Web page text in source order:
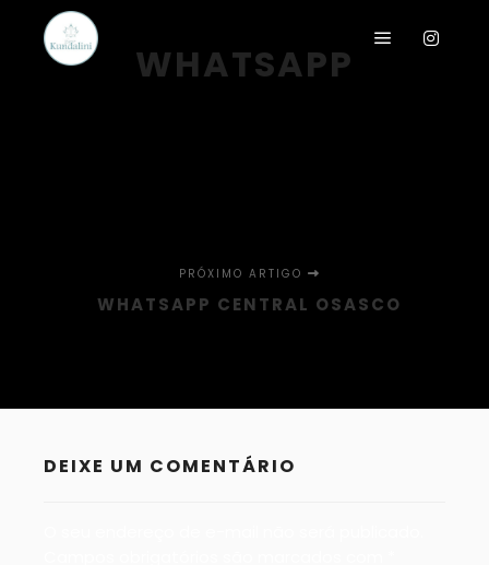
WHATSAPP
PRÓXIMO ARTIGO
WHATSAPP CENTRAL OSASCO
DEIXE UM COMENTÁRIO